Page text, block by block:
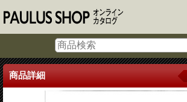
商品詳細